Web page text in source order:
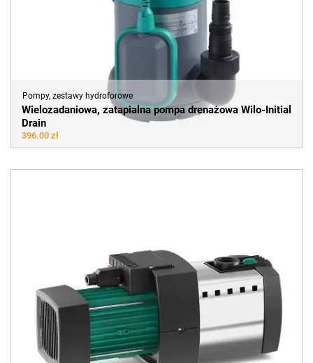
Pompy, zestawy hydroforowe
Wielozadaniowa, zatapialna pompa drenażowa Wilo-Initial
Drain
396.00 zł